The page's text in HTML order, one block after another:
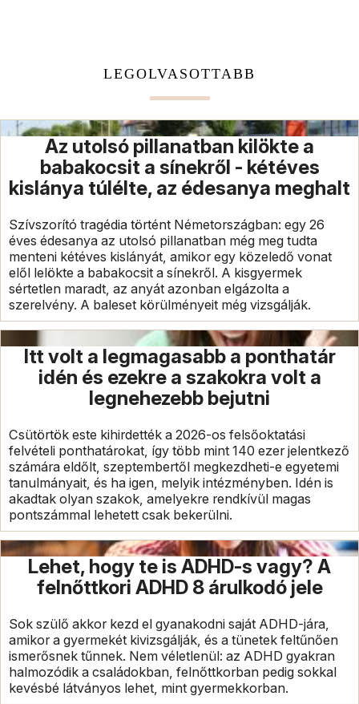
LEGOLVASOTTABB
Az utolsó pillanatban kilökte a
babakocsit a sínekről - kétéves
kislánya túlélte, az édesanya meghalt
Szívszorító tragédia történt Németországban: egy 26
éves édesanya az utolsó pillanatban még meg tudta
menteni kétéves kislányát, amikor egy közeledő vonat
elől lelökte a babakocsit a sínekről. A kisgyermek
sértetlen maradt, az anyát azonban elgázolta a
szerelvény. A baleset körülményeit még vizsgálják.
Itt volt a legmagasabb a ponthatár
idén és ezekre a szakokra volt a
legnehezebb bejutni
Csütörtök este kihirdették a 2026-os felsőoktatási
felvételi ponthatárokat, így több mint 140 ezer jelentkező
számára eldőlt, szeptembertől megkezdheti-e egyetemi
tanulmányait, és ha igen, melyik intézményben. Idén is
akadtak olyan szakok, amelyekre rendkívül magas
pontszámmal lehetett csak bekerülni.
Lehet, hogy te is ADHD-s vagy? A
felnőttkori ADHD 8 árulkodó jele
Sok szülő akkor kezd el gyanakodni saját ADHD-jára,
amikor a gyermekét kivizsgálják, és a tünetek feltűnően
ismerősnek tűnnek. Nem véletlenül: az ADHD gyakran
halmozódik a családokban, felnőttkorban pedig sokkal
kevésbé látványos lehet, mint gyermekkorban.